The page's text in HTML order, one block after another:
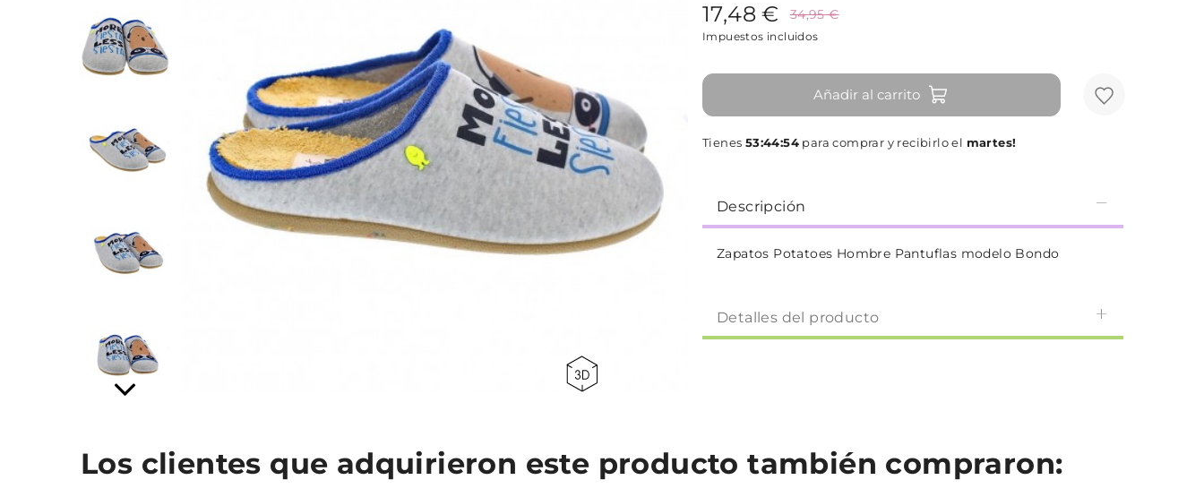
17,48 € 34,95 €
Impuestos incluidos
Añadir al carrito
Tienes 53:44:53para comprar y recibirlo el martes!
Descripción
Zapatos Potatoes Hombre Pantuflas modelo Bondo
Detalles del producto
Los clientes que adquirieron este producto también compraron: